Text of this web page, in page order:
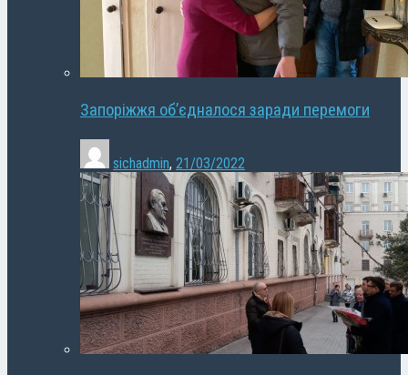
Запоріжжя об’єдналося заради перемоги
sichadmin, 21/03/2022